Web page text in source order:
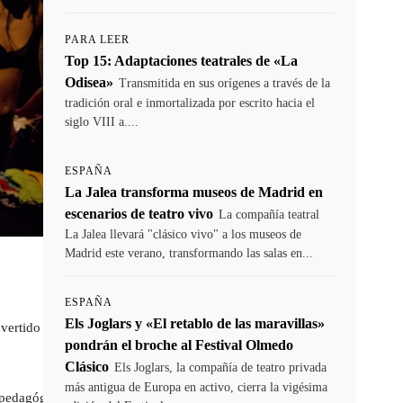
en una de las principales
y creativa en distintos
PARA LEER
Top 15: Adaptaciones teatrales de «La
Odisea» Transmitida en sus orígenes a través de la
tradición oral e inmortalizada por escrito hacia el
siglo VIII a....
ESPAÑA
La Jalea transforma museos de Madrid en
escenarios de teatro vivo La compañía teatral
La Jalea llevará "clásico vivo" a los museos de
Madrid este verano, transformando las salas en...
ESPAÑA
Els Joglars y «El retablo de las maravillas»
pondrán el broche al Festival Olmedo
Clásico Els Joglars, la compañía de teatro privada
más antigua de Europa en activo, cierra la vigésima